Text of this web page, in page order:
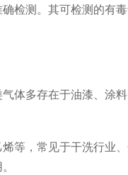
检测。其可检测的有
多存在于油漆、涂料
，常见于干洗行业、